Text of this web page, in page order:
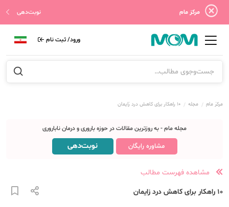
مرکز مام نوبت‌دهی
ورود/ ثبت نام
مرکز مام مجله ۱۰ راهکار برای کاهش درد زایمان
مجله مام - به روزترین مقالات در حوزه باروری و درمان ناباروری
مشاوره رایگان نوبت‌دهی
مشاهده فهرست مطالب
۱۰ راهکار برای کاهش درد زایمان